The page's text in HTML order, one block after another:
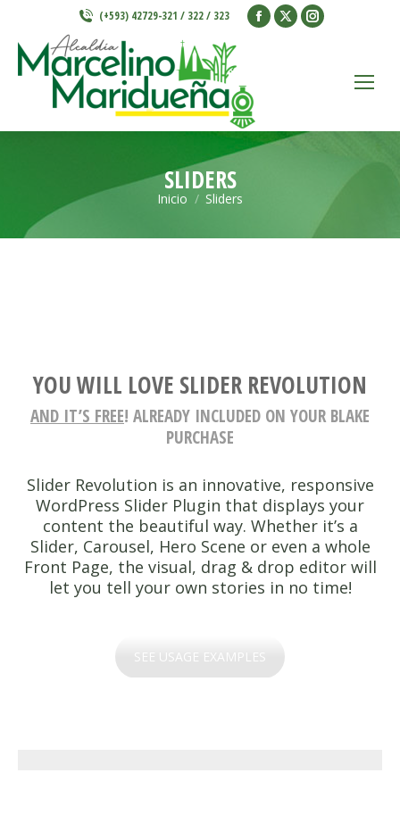
(+593) 42729-321 / 322 / 323
Facebook
window
X
window
Instagram
window
SLIDERS
Estás aquí:
Inicio Sliders
YOU WILL LOVE SLIDER REVOLUTION
AND IT’S FREE! ALREADY INCLUDED ON YOUR BLAKE
PURCHASE
Slider Revolution is an innovative, responsive
WordPress Slider Plugin that displays your
content the beautiful way. Whether it’s a
Slider, Carousel, Hero Scene or even a whole
Front Page, the visual, drag & drop editor will
let you tell your own stories in no time!
SEE USAGE EXAMPLES